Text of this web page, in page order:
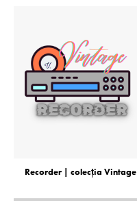
Recorder | colecţia Vintage